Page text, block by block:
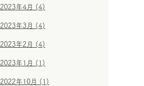
2023年4月 (4)
2023年3月 (4)
2023年2月 (4)
2023年1月 (1)
2022年10月 (1)